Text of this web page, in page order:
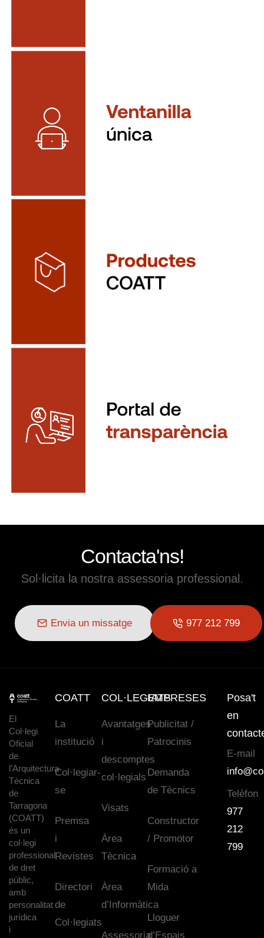
Contacta'ns!
Sol·licita la nostra assessoria professional.
Envia un missatge 977 212 799
El
Col·legi
Oficial
de
l’Arquitectura
Tècnica
de
Tarragona
(COATT)
és un
col·legi
professional
de dret
públic,
amb
personalitat
jurídica
i
COATT
La
institució
Col·legiar-
se
Premsa
i
Revistes
Directori
de
Col·legiats
COL·LEGIATS
Avantatges
i
descomptes
col·legials
Visats
Àrea
Tècnica
Àrea
d’Informàtica
Assessoria
EMPRESES
Publicitat /
Patrocinis
Demanda
de Tècnics
Constructor
/ Promotor
Formació a
Mida
Lloguer
d’Espais
Posa't
en
E-mail
Telèfon
977
212
799